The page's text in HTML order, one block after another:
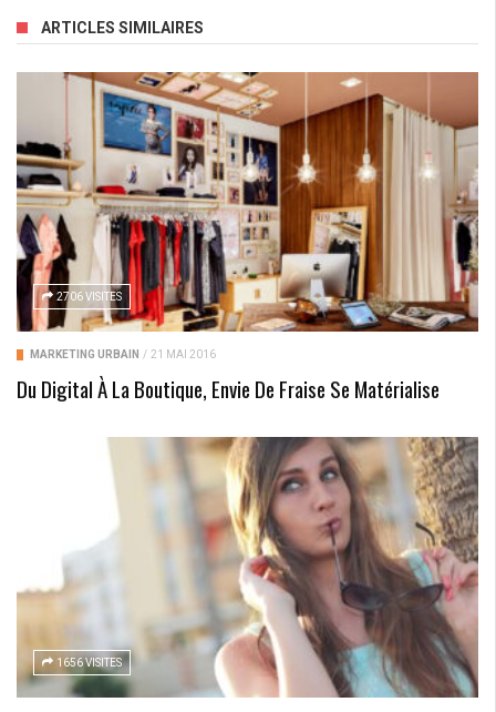
ARTICLES SIMILAIRES
2706 VISITES
MARKETING URBAIN / 21 MAI 2016
Du Digital À La Boutique, Envie De Fraise Se Matérialise
1656 VISITES